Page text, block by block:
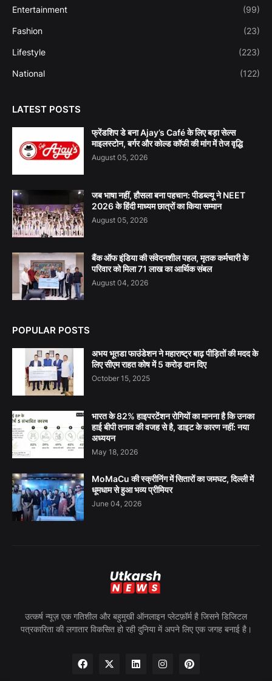
Entertainment (99)
Fashion (23)
Lifestyle (223)
National (122)
LATEST POSTS
फ्रेंडशिप डे बना Ajay’s Café के लिए बड़ा सेल्स
माइलस्टोन, बर्गर और कोल्ड कॉफी की मांग में तेज वृद्धि
August 05, 2026
जब भाषा नहीं, हौसला बना पहचान: पीडब्ल्यू ने NEET
2026 के हिंदी माध्यम छात्रों का किया सम्मान
August 05, 2026
बैंक ऑफ इंडिया की संवेदनशील पहल, मृतक कर्मचारी के
परिवार को मिला 71 लाख का आर्थिक संबल
August 04, 2026
POPULAR POSTS
अभय भूतडा फाउंडेशन ने महाराष्ट्र बाढ़ पीड़ितों की मदद के
लिए सीएम राहत कोष में 5 करोड़ दान दिए
October 15, 2025
भारत के 82% हाइपरटेंशन रोगियों का मानना है कि उनका
हाई बीपी तनाव की वजह से है, डाइट के कारण नहीं: नया
अध्ययन
May 18, 2026
MoMaCu की स्क्रीनिंग में सितारों का जमघट, दिल्ली में
धूमधाम से हुआ भव्य प्रीमियर
June 04, 2026
उत्कर्ष न्यूज़ एक गतिशील और बहुमुखी ऑनलाइन प्लेटफ़ॉर्म है जिसने डिजिटल
पत्रकारिता की लगातार विकसित हो रही दुनिया में अपने लिए एक जगह बनाई है।